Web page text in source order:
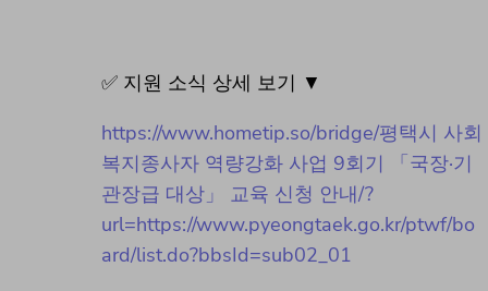
✅ 지원 소식 상세 보기 ▼
https://www.hometip.so/bridge/평택시 사회
복지종사자 역량강화 사업 9회기 「국장·기
관장급 대상」 교육 신청 안내/?
url=https://www.pyeongtaek.go.kr/ptwf/bo
ard/list.do?bbsId=sub02_01